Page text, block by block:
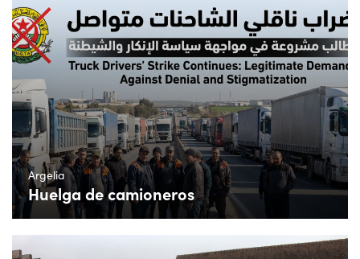
Argelia
Huelga de camioneros